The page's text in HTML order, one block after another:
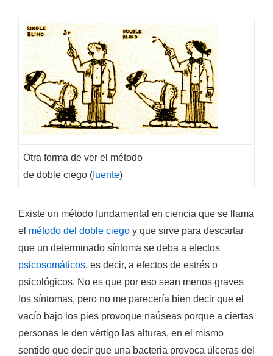
Otra forma de ver el método
de doble ciego (fuente)
Existe un método fundamental en ciencia que se llama
el método del doble ciego y que sirve para descartar
que un determinado síntoma se deba a efectos
psicosomáticos, es decir, a efectos de estrés o
psicológicos. No es que por eso sean menos graves
los síntomas, pero no me parecería bien decir que el
vacío bajo los pies provoque naúseas porque a ciertas
personas le den vértigo las alturas, en el mismo
sentido que decir que una bacteria provoca úlceras del